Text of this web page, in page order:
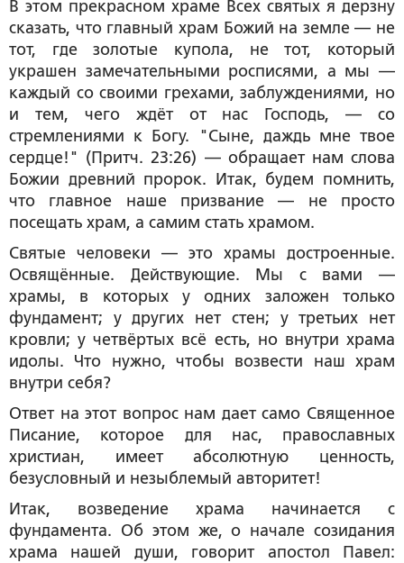
В этом прекрасном храме Всех святых я дерзну
сказать, что главный храм Божий на земле — не
тот, где золотые купола, не тот, который
украшен замечательными росписями, а мы —
каждый со своими грехами, заблуждениями, но
и тем, чего ждёт от нас Господь, — со
стремлениями к Богу. "Сыне, даждь мне твое
сердце!" (Притч. 23:26) — обращает нам слова
Божии древний пророк. Итак, будем помнить,
что главное наше призвание — не просто
посещать храм, а самим стать храмом.
Святые человеки — это храмы достроенные.
Освящённые. Действующие. Мы с вами —
храмы, в которых у одних заложен только
фундамент; у других нет стен; у третьих нет
кровли; у четвёртых всё есть, но внутри храма
идолы. Что нужно, чтобы возвести наш храм
внутри себя?
Ответ на этот вопрос нам дает само Священное
Писание, которое для нас, православных
христиан, имеет абсолютную ценность,
безусловный и незыблемый авторитет!
Итак, возведение храма начинается с
фундамента. Об этом же, о начале созидания
храма нашей души, говорит апостол Павел: